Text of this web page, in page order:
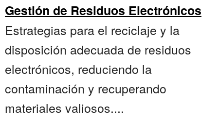
Gestión de Residuos Electrónicos
Estrategias para el reciclaje y la
disposición adecuada de residuos
electrónicos, reduciendo la
contaminación y recuperando
materiales valiosos....